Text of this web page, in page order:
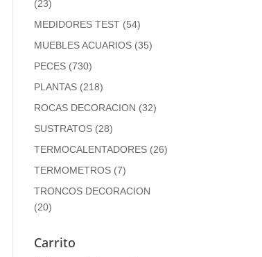
(23)
MEDIDORES TEST (54)
MUEBLES ACUARIOS (35)
PECES (730)
PLANTAS (218)
ROCAS DECORACION (32)
SUSTRATOS (28)
TERMOCALENTADORES (26)
TERMOMETROS (7)
TRONCOS DECORACION
(20)
Carrito